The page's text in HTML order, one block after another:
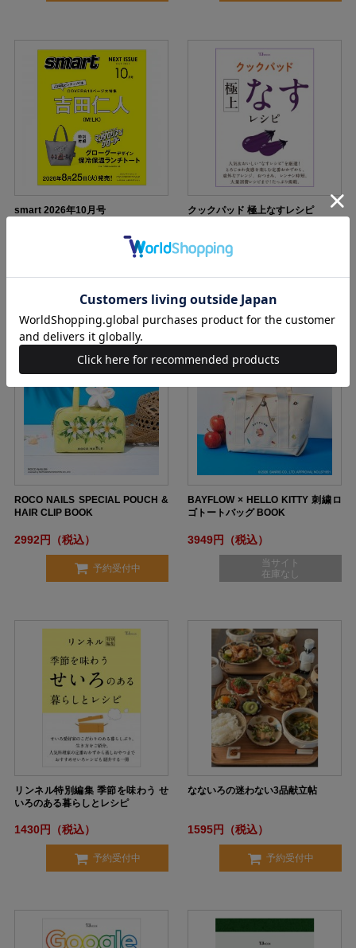
smart 2026年10月号 クックパッド 極上なすレシピ
990円（税込）
予約受付中
ROCO NAILS SPECIAL POUCH &
HAIR CLIP BOOK
2992円（税込）
予約受付中
BAYFLOW × HELLO KITTY 刺繍ロ
ゴトートバッグ BOOK
3949円（税込）
当サイト
在庫なし
リンネル特別編集 季節を味わう せ
いろのある暮らしとレシピ
1430円（税込）
予約受付中
なないろの迷わない3品献立帖
1595円（税込）
予約受付中